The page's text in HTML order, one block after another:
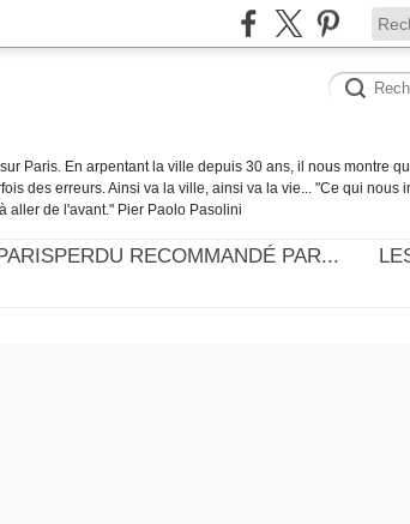
Paris. En arpentant la ville depuis 30 ans, il nous montre
des erreurs. Ainsi va la ville, ainsi va la vie... "Ce qui
aller de l'avant." Pier Paolo Pasolini
RECOMMANDÉ PAR...